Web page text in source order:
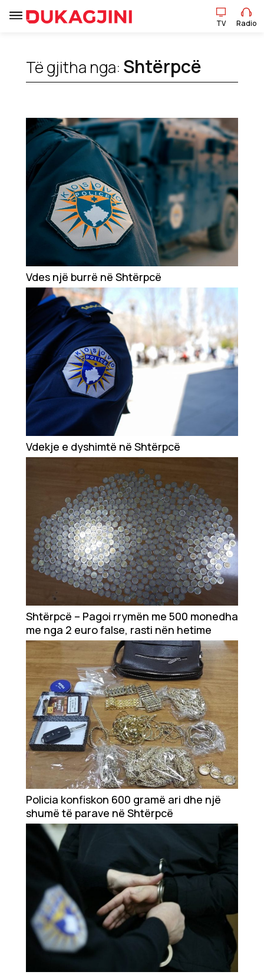
TV
Lajme
Sport
Pikëpamje
Art Jete
Kulturë
Showbiz
Ekonomi
Teknologji
Udhëtime
DuVideo
TV Radio
Të gjitha nga: Shtërpcë
Vdes një burrë në Shtërpcë
Vdekje e dyshimtë në Shtërpcë
Shtërpcë – Pagoi rrymën me 500 monedha
me nga 2 euro false, rasti nën hetime
Policia konfiskon 600 gramë ari dhe një
shumë të parave në Shtërpcë